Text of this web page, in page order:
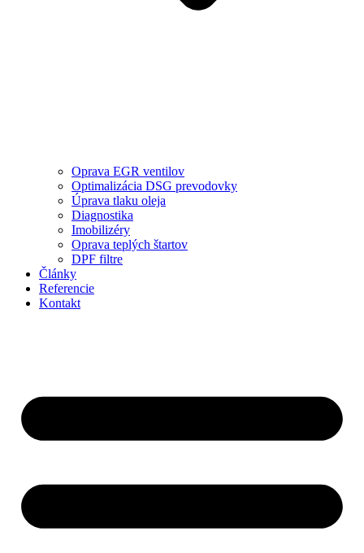
Oprava EGR ventilov
Optimalizácia DSG prevodovky
Úprava tlaku oleja
Diagnostika
Imobilizéry
Oprava teplých štartov
DPF filtre
Články
Referencie
Kontakt